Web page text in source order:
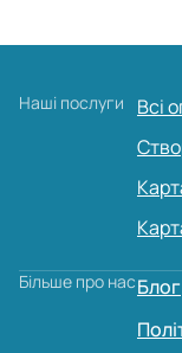
Наші послуги
Всі
Більше про насБлог